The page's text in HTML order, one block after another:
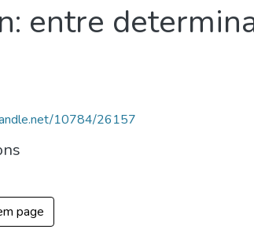
entre
10784/26157
page